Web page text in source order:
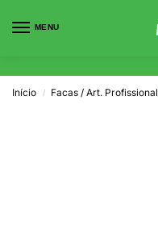
MENU
Início / Facas / Art. Profissional